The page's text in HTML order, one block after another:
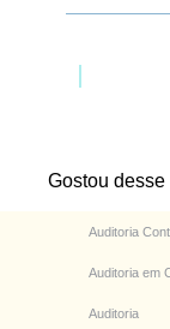
Gostou
Auditoria
Auditoria em
Auditoria